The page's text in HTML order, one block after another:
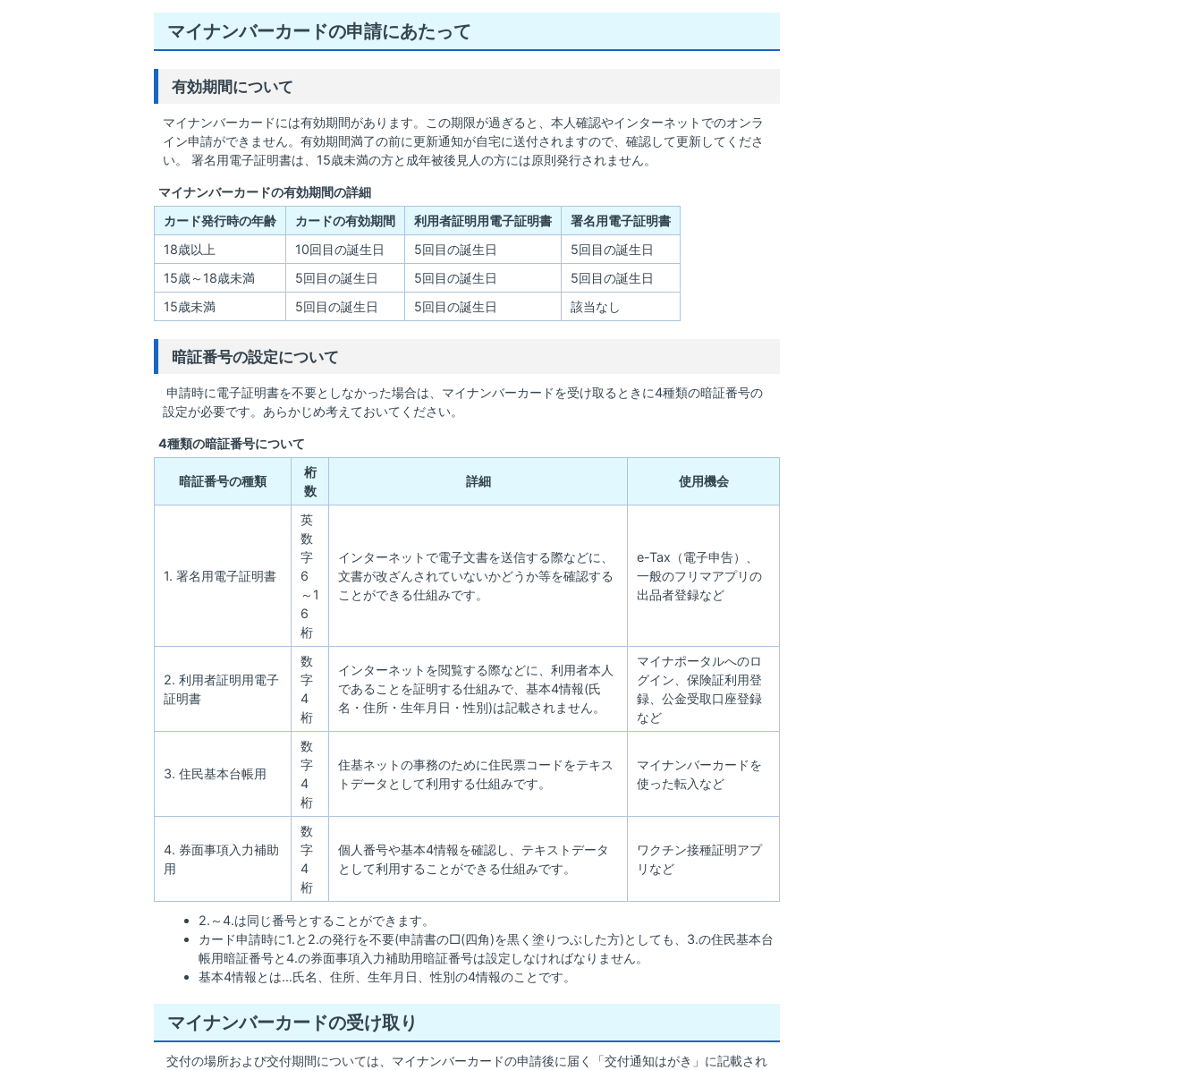
マイナンバーカードの申請にあたって
有効期間について
マイナンバーカードには有効期間があります。この期限が過ぎると、本人確認やインターネットでのオンラ
イン申請ができません。有効期間満了の前に更新通知が自宅に送付されますので、確認して更新してくださ
い。 署名用電子証明書は、15歳未満の方と成年被後見人の方には原則発行されません。
マイナンバーカードの有効期間の詳細
カード発行時の年齢
カードの有効期間 利用者証明用電子証明書
署名用電子証明書
18歳以上
10回目の誕生日 5回目の誕生日
5回目の誕生日
15歳～18歳未満
5回目の誕生日 5回目の誕生日
5回目の誕生日
15歳未満
5回目の誕生日 5回目の誕生日 該当なし
暗証番号の設定について
申請時に電子証明書を不要としなかった場合は、マイナンバーカードを受け取るときに4種類の暗証番号の
設定が必要です。あらかじめ考えておいてください。
4種類の暗証番号について
暗証番号の種類
桁
数
詳細 使用機会
1. 署名用電子証明書
英
数
字
6
～1
6
桁
インターネットで電子文書を送信する際などに、
文書が改ざんされていないかどうか等を確認する
ことができる仕組みです。
e-Tax（電子申告）、
一般のフリマアプリの
出品者登録など
2. 利用者証明用電子
証明書
数
字
4
桁
インターネットを閲覧する際などに、利用者本人
であることを証明する仕組みで、基本4情報(氏
名・住所・生年月日・性別)は記載されません。
マイナポータルへのロ
グイン、保険証利用登
録、公金受取口座登録
など
3. 住民基本台帳用
数
字
4
桁
住基ネットの事務のために住民票コードをテキス
トデータとして利用する仕組みです。
マイナンバーカードを
使った転入など
4. 券面事項入力補助
用
数
字
4
桁
個人番号や基本4情報を確認し、テキストデータ
として利用することができる仕組みです。
ワクチン接種証明アプ
リなど
2.～4.は同じ番号とすることができます。
カード申請時に1.と2.の発行を不要(申請書の□(四角)を黒く塗りつぶした方)としても、3.の住民基本台
帳用暗証番号と4.の券面事項入力補助用暗証番号は設定しなければなりません。
基本4情報とは…氏名、住所、生年月日、性別の4情報のことです。
マイナンバーカードの受け取り
交付の場所および交付期間については、マイナンバーカードの申請後に届く「交付通知はがき」に記載され